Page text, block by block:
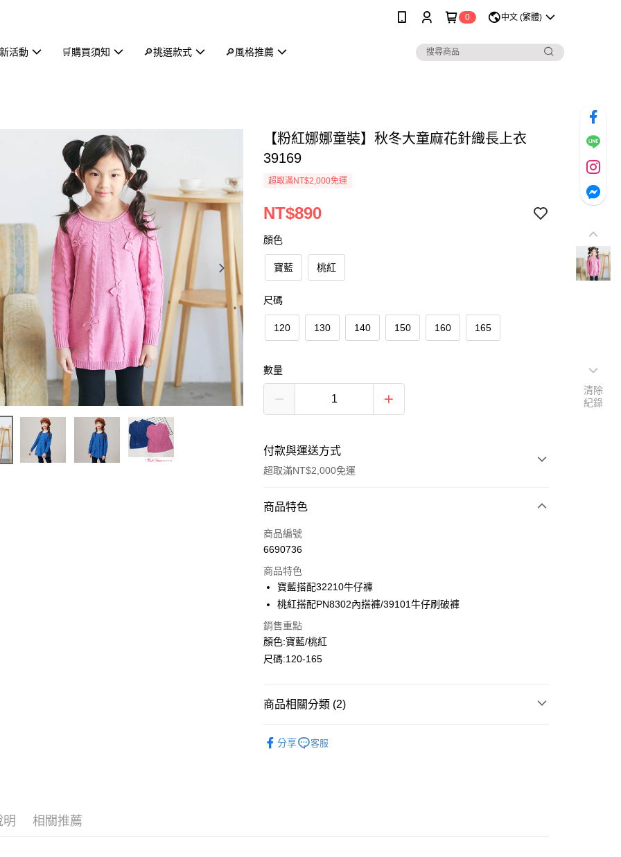
0 中文 (繁體)
活動 🛒購買須知 🔎挑選款式 🔎風格推薦
【粉紅娜娜童裝】秋冬大童麻花針織長上衣
39169
超取滿NT$2,000免運
NT$890
顏色
寶藍 桃紅
尺碼
120 130 140 150 160 165
數量
付款與運送方式
超取滿NT$2,000免運
付款方式
信用卡一次付款
LINE Pay
Apple Pay
Google Pay
ATM付款
運送方式
每筆NT$80，滿NT$2,000(含以上)免運費
商品特色
商品編號
6690736
商品特色
寶藍搭配32210牛仔褲
桃紅搭配PN8302內搭褲/39101牛仔刷破褲
銷售重點
顏色:寶藍/桃紅
尺碼:120-165
商品相關分類 (2)
分享 客服
明 相關推薦
清除
紀錄